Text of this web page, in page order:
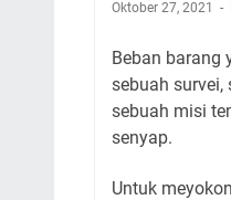
Oktober 27, 2021
Beban barang
sebuah
sebuah misi
senyap.
Untuk